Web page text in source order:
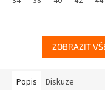
ZOBRAZIT
Popis Diskuze